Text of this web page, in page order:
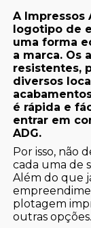
A Impressos
logotipo de
uma forma
a marca. Os
resistentes,
diversos
é rápida e
entrar em
ADG.
Por isso, não
cada uma de
Além do que
plotagem
outras